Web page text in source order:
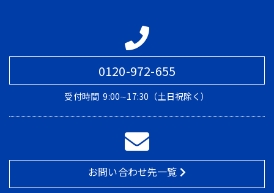
0120-972-655
受付時間 9:00∼17:30（土日祝除く）
お問い合わせ先一覧